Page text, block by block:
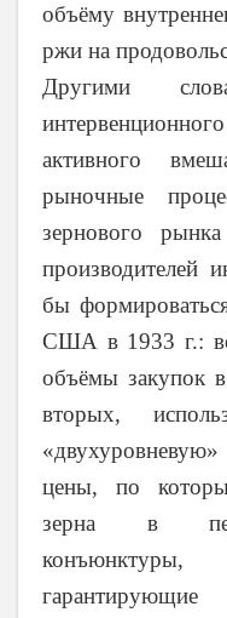
объёму
ржи на
Другими
активного
рыночные
зернового
производителей
бы
США в 1933 г.:
объёмы закупок
вторых,
цены, по
зерна в